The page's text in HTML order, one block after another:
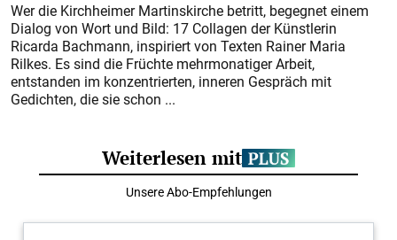
Wer die Kirchheimer Martinskirche betritt, begegnet einem
Dialog von Wort und Bild: 17 Collagen der Künstlerin
Ricarda Bachmann, inspiriert von Texten Rainer Maria
Rilkes. Es sind die Früchte mehrmonatiger Arbeit,
entstanden im konzentrierten, inneren Gespräch mit
Gedichten, die sie schon ...